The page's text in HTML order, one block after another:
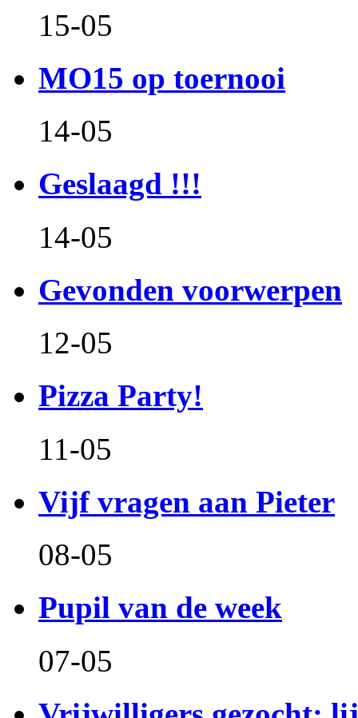
15-05
MO15 op toernooi
14-05
Geslaagd !!!
14-05
Gevonden voorwerpen
12-05
Pizza Party!
11-05
Vijf vragen aan Pieter
08-05
Pupil van de week
07-05